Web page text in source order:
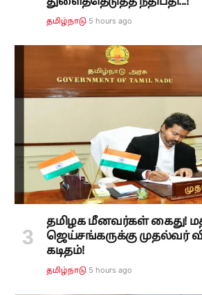
தமிழ்நாடு 5 hours ago
தமிழக மீனவர்கள் கைது!
ஜெய்சங்கருக்கு முதல்வர்
கடிதம்!
தமிழ்நாடு 5 hours ago